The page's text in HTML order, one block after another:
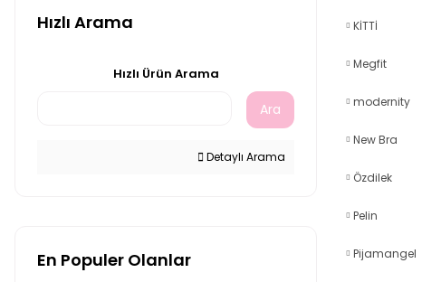
Hızlı Arama
Hızlı Ürün Arama
Ara
Detaylı Arama
En Populer Olanlar
KİTTİ
Megfit
modernity
New Bra
Özdilek
Pelin
Pijamangel